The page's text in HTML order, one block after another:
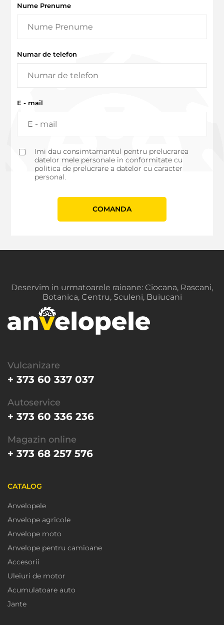
Nume Prenume
Numar de telefon
E - mail
Imi dau consimtamantul pentru prelucrarea
datelor mele personale in conformitate cu
politica de prelucrare a datelor cu caracter
personal.
СOMANDA
Deservim in urmatoarele raioane: Ciocana, Rascani,
Botanica, Centru, Sculeni, Buiucani
Vulcanizare
+ 373 60 337 037
Autoservice
+ 373 60 336 236
Magazin online
+ 373 68 257 576
CATALOG
Anvelopele
Anvelope agricole
Anvelope moto
Anvelope pentru camioane
Accesorii
Uleiuri de motor
Acumulatoare auto
Jante